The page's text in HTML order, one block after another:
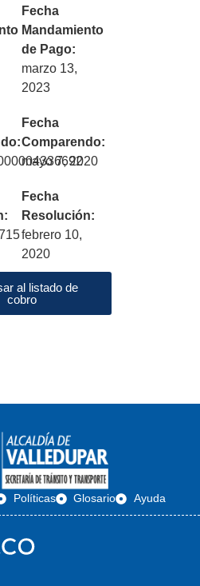
Fecha
Mandamiento
de Pago:
marzo 13,
2023
Fecha
Comparendo:
mayo 7, 2020
Fecha
Resolución:
febrero 10,
2020
al listado de
cobro
Políticas Glosario Ayuda